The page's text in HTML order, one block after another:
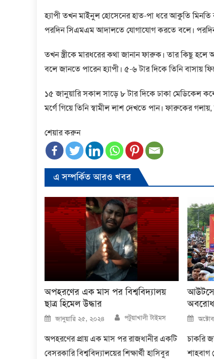
হ্যাপী তখন মাইনুল হোসেনের হাত-পা ধরে আকুতি
পরদিন সিএমএম আদালতে যোগাযোগ করতে বলে। পরদিন
তখন স্ত্রীকে মারধরের কথা জানান ফারুক। তার কিছু হলে
বলে জানতে পারেন হ্যাপী। ৫-৬ টার দিকে তিনি বাসায়
১৫ জানুয়ারি সকাল সাড়ে ৮ টার দিকে ঢাকা মেডিকেল
মর্গে গিয়ে তিনি স্বামীল লাশ দেখতে পান। ফারুকের
শেয়ার করুন
এ সম্পর্কিত আরও খবর
অপহরণের এক মাস পর বিশ্ববিদ্যালয়
ছাত্র হিমেল উদ্ধার
Posted
on
জানুয়ারি ২৫, ২০২৪ Author
পটুয়াখালী টাইমস
অপহরণের প্রায় এক মাস পর রাজধানীর একটি
বেসরকারি বিশ্ববিদ্যালয়ের শিক্ষার্থী হাসিবুর
অবরোধ
on
চাকরি